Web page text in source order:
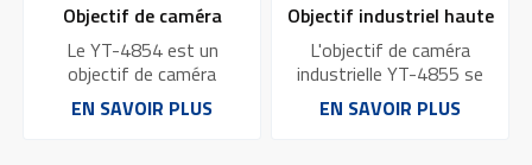
Objectif de caméra
industriel haute
performance YT-4854
avec capteur 5 MP
Le YT-4854 est un
objectif de caméra
industriel hautes
performances qui offre
EN SAVOIR PLUS
Objectif industriel haute
résolution 10 MP à
monture C YT-4855 :
excellente qualité
L'objectif de caméra
industrielle YT-4855 se
caractérise par sa haute
résolution de 10
EN SAVOIR PLUS